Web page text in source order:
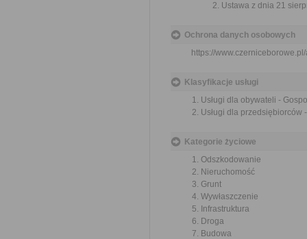
Ustawa z dnia 21
Ochrona danych osobowych
https://
Klasyfikacje usługi
Usługi dla obywateli -
Usługi dla
Kategorie życiowe
Odszkodowanie
Nieruchomość
Grunt
Wywłaszczenie
Infrastruktura
Droga
Budowa